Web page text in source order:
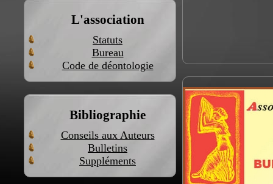
L'association
Statuts
Bureau
Code de déontologie
Bibliographie
Conseils aux Auteurs
Bulletins
Suppléments